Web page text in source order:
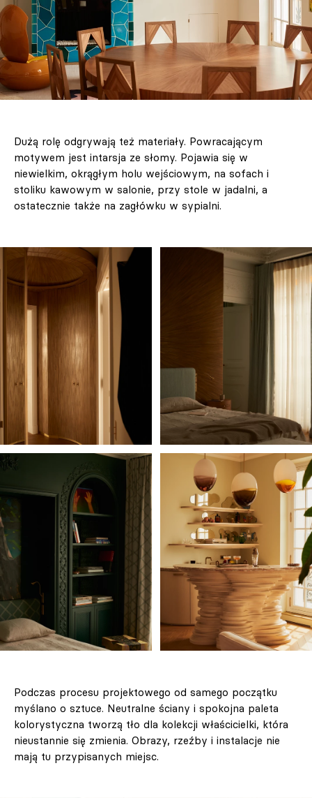
Dużą rolę odgrywają też materiały. Powracającym
motywem jest intarsja ze słomy. Pojawia się w
niewielkim, okrągłym holu wejściowym, na sofach i
stoliku kawowym w salonie, przy stole w jadalni, a
ostatecznie także na zagłówku w sypialni.
Podczas procesu projektowego od samego początku
myślano o sztuce. Neutralne ściany i spokojna paleta
kolorystyczna tworzą tło dla kolekcji właścicielki, która
nieustannie się zmienia. Obrazy, rzeźby i instalacje nie
mają tu przypisanych miejsc.